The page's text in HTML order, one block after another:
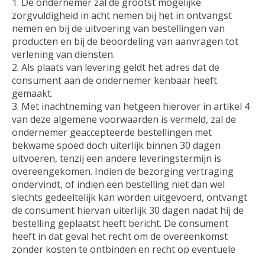
zorgvuldigheid in acht nemen bij het in ontvangst
nemen en bij de uitvoering van bestellingen van
producten en bij de beoordeling van aanvragen tot
verlening van diensten.
2. Als plaats van levering geldt het adres dat de
consument aan de ondernemer kenbaar heeft
gemaakt.
3. Met inachtneming van hetgeen hierover in artikel 4
van deze algemene voorwaarden is vermeld, zal de
ondernemer geaccepteerde bestellingen met
bekwame spoed doch uiterlijk binnen 30 dagen
uitvoeren, tenzij een andere leveringstermijn is
overeengekomen. Indien de bezorging vertraging
ondervindt, of indien een bestelling niet dan wel
slechts gedeeltelijk kan worden uitgevoerd, ontvangt
de consument hiervan uiterlijk 30 dagen nadat hij de
bestelling geplaatst heeft bericht. De consument
heeft in dat geval het recht om de overeenkomst
zonder kosten te ontbinden en recht op eventuele